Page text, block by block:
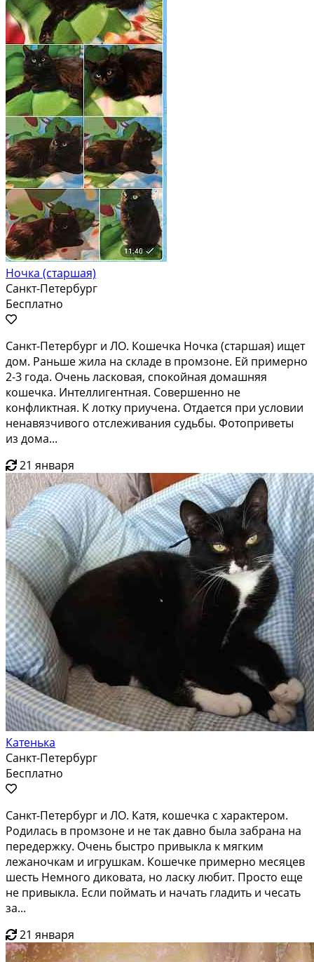
Ночка (старшая)
Санкт-Петербург
Бесплатно
Санкт-Петербург и ЛО. Кошечка Ночка (старшая) ищет
дом. Раньше жила на складе в промзоне. Ей примерно
2-3 года. Очень ласковая, спокойная домашняя
кошечка. Интеллигентная. Совершенно не
конфликтная. К лотку приучена. Отдается при условии
ненавязчивого отслеживания судьбы. Фотоприветы
из дома...
21 января
Катенька
Санкт-Петербург
Бесплатно
Санкт-Петербург и ЛО. Катя, кошечка с характером.
Родилась в промзоне и не так давно была забрана на
передержку. Очень быстро привыкла к мягким
лежаночкам и игрушкам. Кошечке примерно месяцев
шесть Немного диковата, но ласку любит. Просто еще
не привыкла. Если поймать и начать гладить и чесать
за...
21 января